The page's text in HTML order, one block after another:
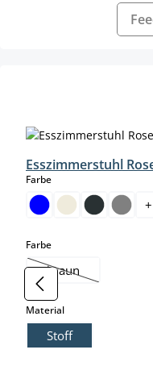
Esszimmerstuhl
Farbeauswählen
+
Farbeauswählen
braun
(Diese Option ist
Materialauswählen
Stoff